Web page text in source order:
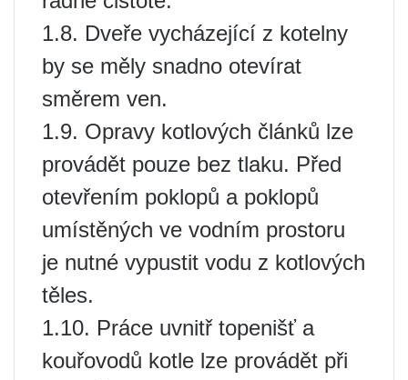
1.8. Dveře vycházející z kotelny
by se měly snadno otevírat
směrem ven.
1.9. Opravy kotlových článků lze
provádět pouze bez tlaku. Před
otevřením poklopů a poklopů
umístěných ve vodním prostoru
je nutné vypustit vodu z kotlových
těles.
1.10. Práce uvnitř topenišť a
kouřovodů kotle lze provádět při